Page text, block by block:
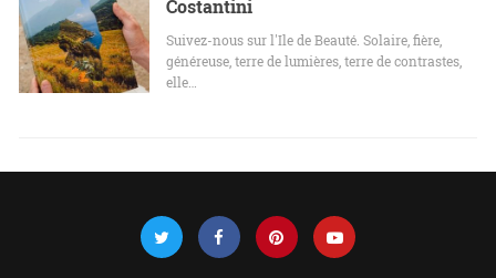
Costantini
Suivez-nous sur l'Ile de Beauté. Solaire, fière,
généreuse, terre de lumières, terre de contrastes,
elle…